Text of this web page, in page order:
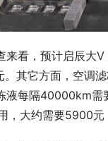
来看，预计启辰大
其它方面，空调
液每隔40000km需
，大约需要5900元